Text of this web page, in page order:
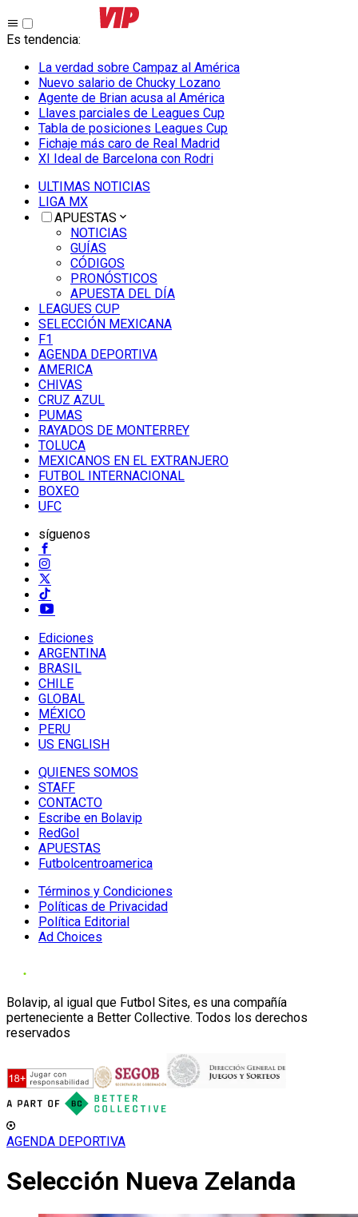
Es tendencia:
La verdad sobre Campaz al América
Nuevo salario de Chucky Lozano
Agente de Brian acusa al América
Llaves parciales de Leagues Cup
Tabla de posiciones Leagues Cup
Fichaje más caro de Real Madrid
XI Ideal de Barcelona con Rodri
ULTIMAS NOTICIAS
LIGA MX
APUESTAS
NOTICIAS
GUÍAS
CÓDIGOS
PRONÓSTICOS
APUESTA DEL DÍA
LEAGUES CUP
SELECCIÓN MEXICANA
F1
AGENDA DEPORTIVA
AMERICA
CHIVAS
CRUZ AZUL
PUMAS
RAYADOS DE MONTERREY
TOLUCA
MEXICANOS EN EL EXTRANJERO
FUTBOL INTERNACIONAL
BOXEO
UFC
síguenos
Ediciones
ARGENTINA
BRASIL
CHILE
GLOBAL
MÉXICO
PERU
US ENGLISH
QUIENES SOMOS
STAFF
CONTACTO
Escribe en Bolavip
RedGol
APUESTAS
Futbolcentroamerica
Términos y Condiciones
Políticas de Privacidad
Política Editorial
Ad Choices
Bolavip, al igual que Futbol Sites, es una compañía
perteneciente a Better Collective. Todos los derechos
reservados
AGENDA DEPORTIVA
Selección Nueva Zelanda